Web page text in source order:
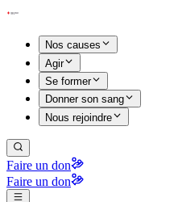
Nos causes
Agir
Se former
Donner son sang
Nous rejoindre
Faire un don
Faire un don